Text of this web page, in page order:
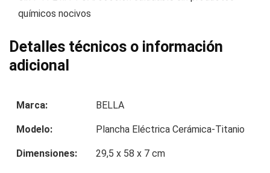
químicos nocivos
Detalles técnicos o información
adicional
Marca: BELLA
Modelo: Plancha Eléctrica Cerámica-Titanio
Dimensiones: 29,5 x 58 x 7 cm